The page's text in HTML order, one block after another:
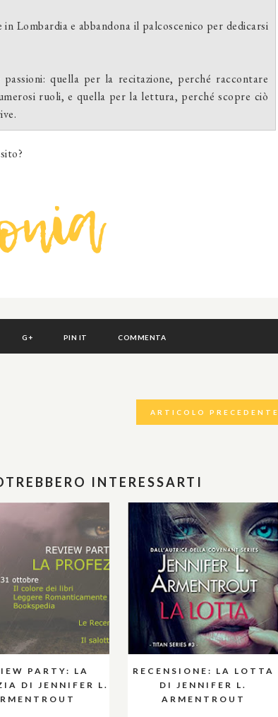
Lombardia e abbandona il palcoscenico per dedicarsi
quella per la recitazione, perché raccontare
ruoli, e quella per la lettura, perché scopre ciò
G+ PIN IT COMMENTA
ARTICOLO PRECEDENTE
INTERESSARTI
PARTY: LA
DI JENNIFER L.
RECENSIONE: LA LOTTA
DI JENNIFER L.
ARMENTROUT